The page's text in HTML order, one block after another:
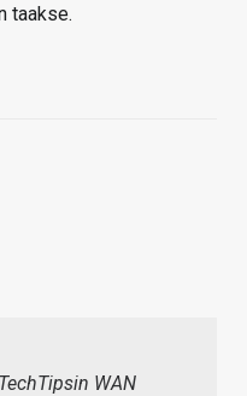
taakse.
WAN